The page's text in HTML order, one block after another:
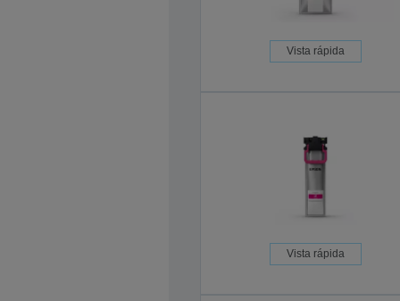
Vista rápida
Vista rápida